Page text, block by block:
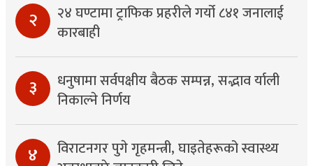
२
२४ घण्टामा ट्राफिक प्रहरीले गर्यो ८४१ जनालाई
कारबाही
३
धनुषामा सर्वपक्षीय बैठक सम्पन्न, सद्भाव र्याली
निकाल्ने निर्णय
४
विराटनगर पुगे गृहमन्त्री, घाइतेहरूको स्वास्थ्य